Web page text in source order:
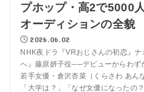
プホップ・高2で5000
オーディションの全貌
2026.06.02
NHK夜ドラ『VRおじさんの初恋』
へ』藤原妍子役──デビューからわず
若手女優・倉沢杏菜（くらさわ あん
「大学は？」「なぜ女優になったの？